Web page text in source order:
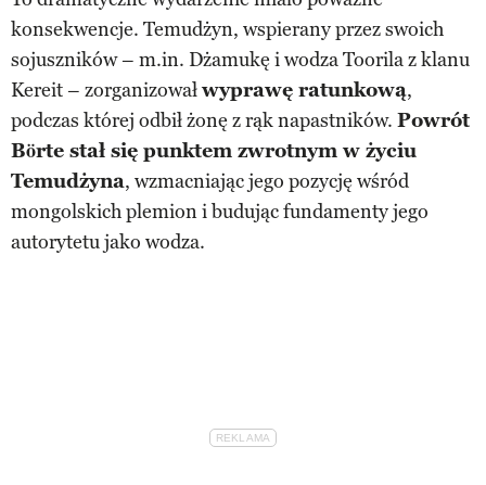
konsekwencje. Temudżyn, wspierany przez swoich
sojuszników – m.in. Dżamukę i wodza Toorila z klanu
Kereit – zorganizowałwyprawę ratunkową,
podczas której odbił żonę z rąk napastników. Powrót
Börte stał się punktem zwrotnym w życiu
Temudżyna, wzmacniając jego pozycję wśród
mongolskich plemion i budując fundamenty jego
autorytetu jako wodza.